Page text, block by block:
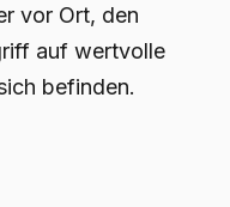
vor Ort, den
auf wertvolle
befinden.